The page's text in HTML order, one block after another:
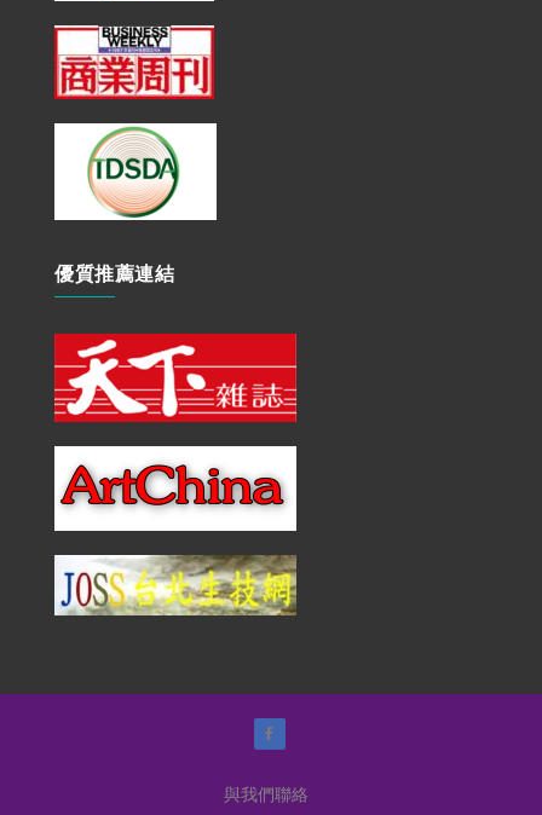
優質推薦連結
與我們聯絡